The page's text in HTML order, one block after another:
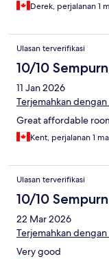
Derek, perjalanan 1
Ulasan terverifikasi
10/10
11 Jan 2026
Terjemahkan
Great affordable
Kent, perjalanan 1
Ulasan terverifikasi
10/10
22 Mar 2026
Terjemahkan
Very good